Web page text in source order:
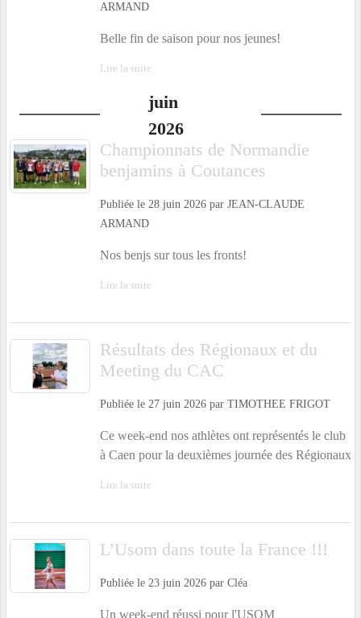
ARMAND
Belle fin de saison pour nos jeunes!
Lire la suite
juin
2026
Championnats de Normandie
benjamins à Coutances
Publiée le 28 juin 2026 par JEAN-CLAUDE
ARMAND
Nos benjs sur tous les fronts!
Lire la suite
Résultats des Régionaux et du
Meeting du CAC
Publiée le 27 juin 2026 par TIMOTHEE FRIGOT
Ce week-end nos athlètes ont représentés le club
à Caen pour la deuxièmes journée des Régionaux
Lire la suite
L’Usom dans toute la France !!!
Publiée le 23 juin 2026 par Cléa
Un week-end réussi pour l'USOM